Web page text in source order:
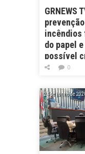
GRNEWS
incêndios
do papel
possível
diz autor
0
24 de junho de